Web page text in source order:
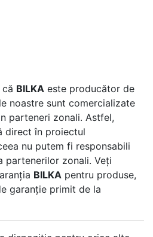
BILKA este producător de
noastre sunt comercializate
parteneri zonali. Astfel,
direct în proiectul
nu putem fi responsabili
partenerilor zonali. Veți
BILKA pentru produse,
garanție primit de la